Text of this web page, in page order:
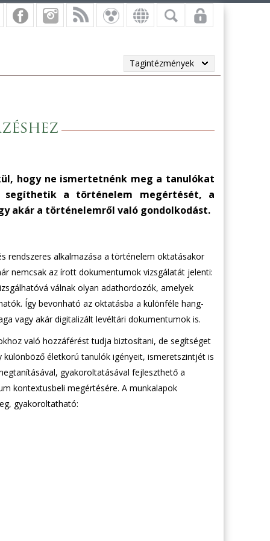
Tagintézmények
hogy ne ismertetnénk meg a tanulókat
segíthetik a történelem megértését, a
akár a történelemről való gondolkodást.
rendszeres alkalmazása a történelem oktatásakor
nemcsak az írott dokumentumok vizsgálatát jelenti:
válnak olyan adathordozók, amelyek
Így bevonható az oktatásba a különféle hang-
vagy akár digitalizált levéltári dokumentumok is.
való hozzáférést tudja biztosítani, de segítséget
életkorú tanulók igényeit, ismeretszintjét is
gyakoroltatásával fejleszthető a
kontextusbeli megértésére. A munkalapok
gyakoroltatható: